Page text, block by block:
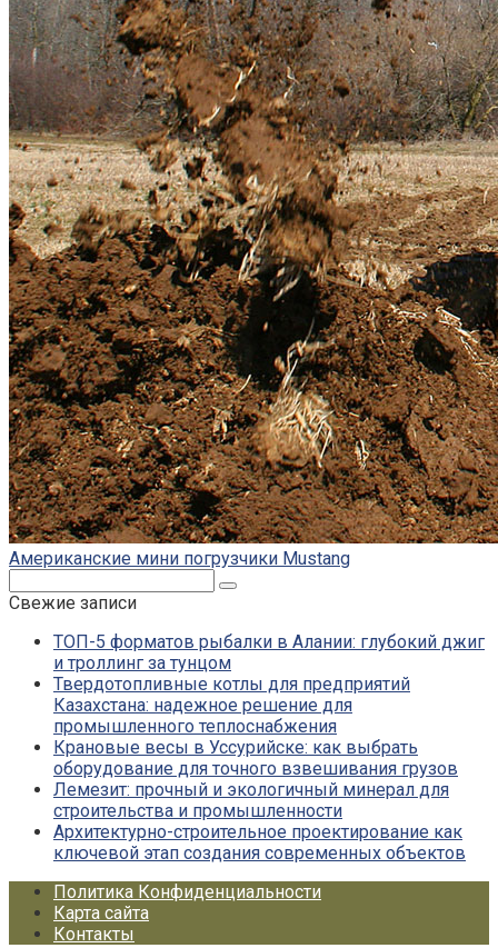
Американские мини погрузчики Mustang
Свежие записи
ТОП-5 форматов рыбалки в Алании: глубокий джиг
и троллинг за тунцом
Твердотопливные котлы для предприятий
Казахстана: надежное решение для
промышленного теплоснабжения
Крановые весы в Уссурийске: как выбрать
оборудование для точного взвешивания грузов
Лемезит: прочный и экологичный минерал для
строительства и промышленности
Архитектурно-строительное проектирование как
ключевой этап создания современных объектов
Политика Конфиденциальности
Карта сайта
Контакты